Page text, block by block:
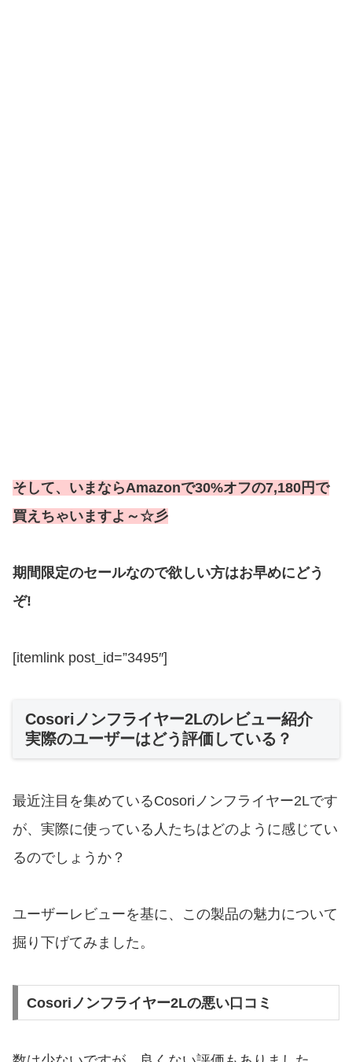
そして、いまならAmazonで30%オフの7,180円で
買えちゃいますよ～☆彡
期間限定のセールなので欲しい方はお早めにどう
ぞ!
[itemlink post_id=”3495″]
Cosoriノンフライヤー2Lのレビュー紹介
実際のユーザーはどう評価している？
最近注目を集めているCosoriノンフライヤー2Lです
が、実際に使っている人たちはどのように感じてい
るのでしょうか？
ユーザーレビューを基に、この製品の魅力について
掘り下げてみました。
Cosoriノンフライヤー2Lの悪い口コミ